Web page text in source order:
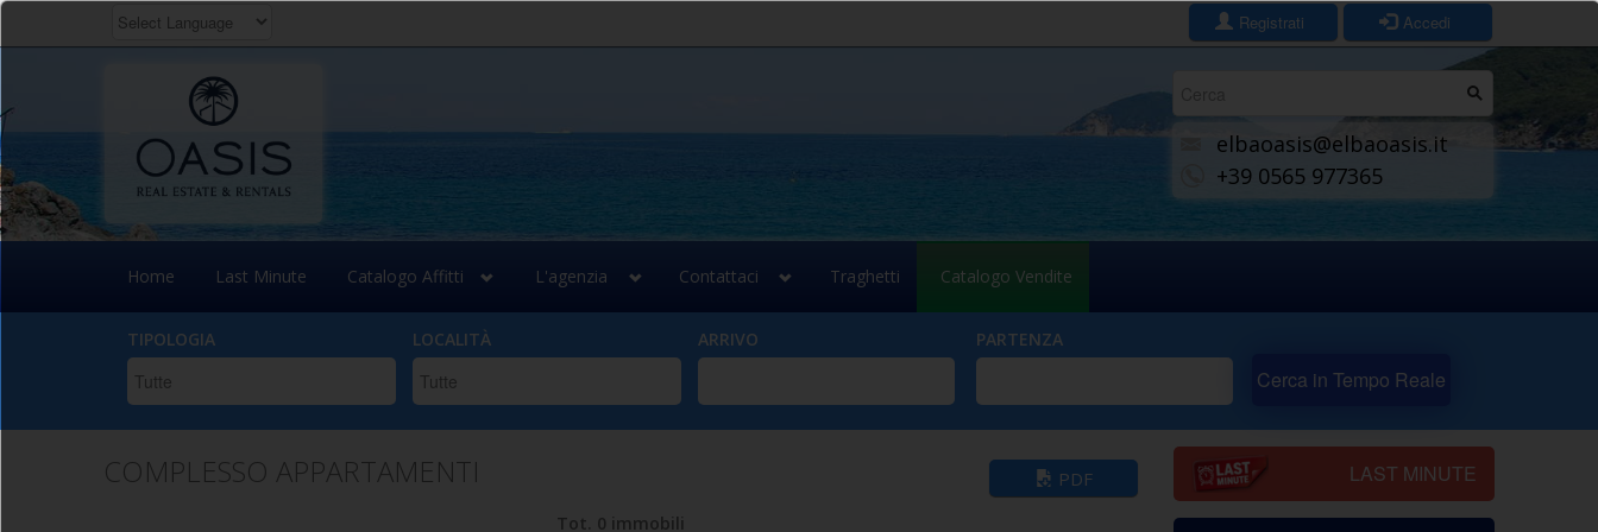
contenuto
principale
POWERED BY TRANSLATE
Registrati Accedi
di
ricerca
elbaoasis@elbaoasis.it
+39 0565 977365
Home Last Minute Catalogo Affitti L'agenzia Contattaci Traghetti Catalogo Vendite
TIPOLOGIA LOCALITÀ ARRIVO PARTENZA
Cerca in Tempo Reale
COMPLESSO APPARTAMENTI PDF
Tot. 0 immobili
LAST MINUTE